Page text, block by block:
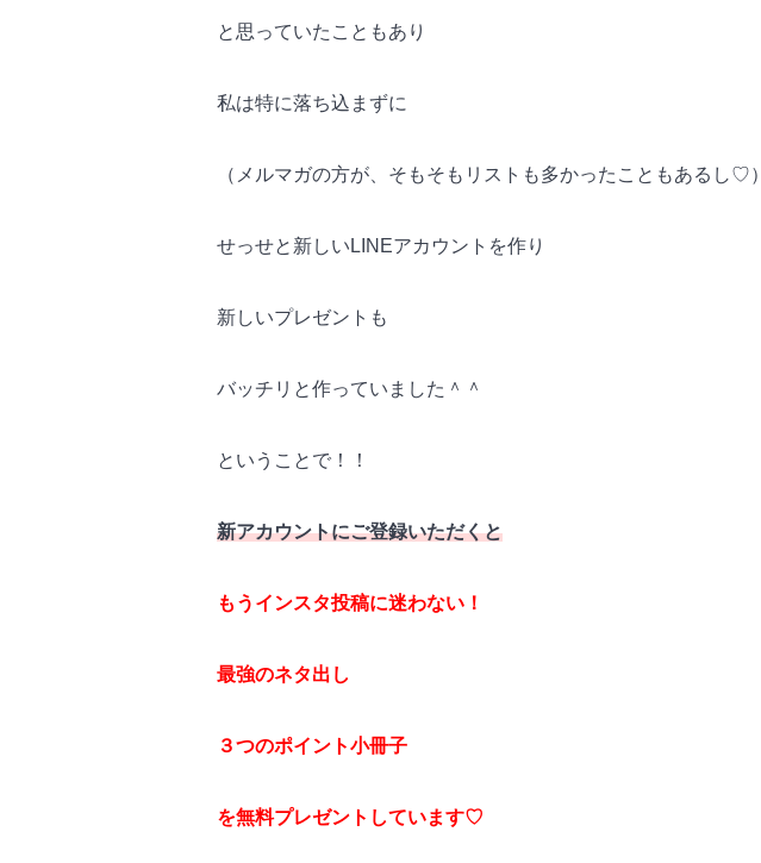
と思っていたこともあり
私は特に落ち込まずに
（メルマガの方が、そもそもリストも多かったこともあるし♡）
せっせと新しいLINEアカウントを作り
新しいプレゼントも
バッチリと作っていました＾＾
ということで！！
新アカウントにご登録いただくと
もうインスタ投稿に迷わない！
最強のネタ出し
３つのポイント小冊子
を無料プレゼントしています♡